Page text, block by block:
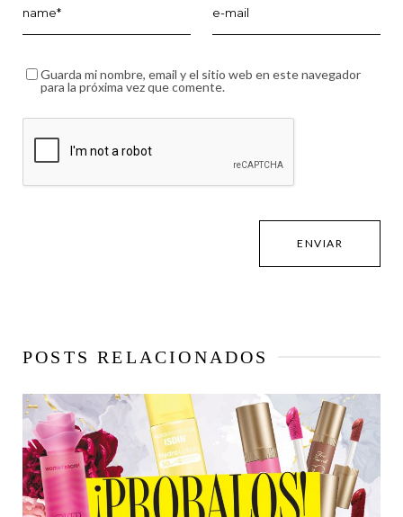
Guarda mi nombre, email y el sitio web en este navegador
para la próxima vez que comente.
POSTS RELACIONADOS